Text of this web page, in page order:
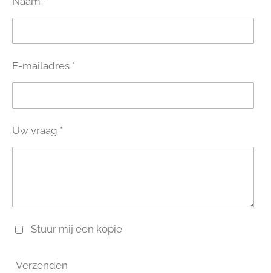
E-mailadres *
Uw vraag *
Stuur mij een kopie
Verzenden